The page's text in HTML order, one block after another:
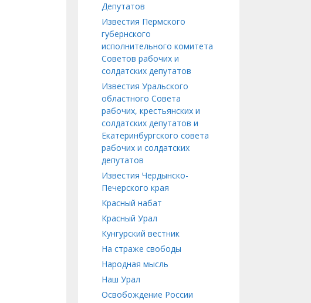
Депутатов
Известия Пермского
губернского
исполнительного комитета
Советов рабочих и
солдатских депутатов
Известия Уральского
областного Совета
рабочих, крестьянских и
солдатских депутатов и
Екатеринбургского совета
рабочих и солдатских
депутатов
Известия Чердынско-
Печерского края
Красный набат
Красный Урал
Кунгурский вестник
На страже свободы
Народная мысль
Наш Урал
Освобождение России